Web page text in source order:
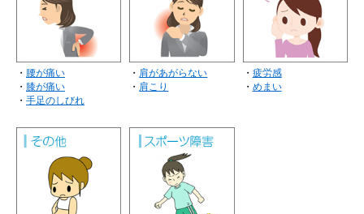
・ 腰が痛い
・ 膝が痛い
・ 手足のしびれ
・ 肩があがらない
・ 肩こり
・ 疲労感
・ めまい